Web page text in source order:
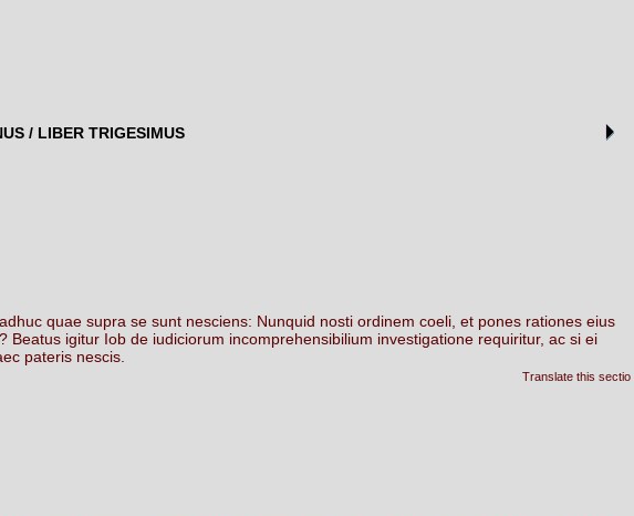
/ LIBER TRIGESIMUS
adhuc quae supra se sunt nesciens: Nunquid nosti ordinem coeli, et pones rationes eius
Beatus igitur Iob de iudiciorum incomprehensibilium investigatione requiritur, ac si ei
pateris nescis.
Translate this sectio